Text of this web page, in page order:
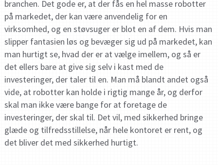
branchen. Det gode er, at der fås en hel masse robotter
på markedet, der kan være anvendelig for en
virksomhed, og en støvsuger er blot en af dem. Hvis man
slipper fantasien løs og bevæger sig ud på markedet, kan
man hurtigt se, hvad der er at vælge imellem, og så er
det ellers bare at give sig selv i kast med de
investeringer, der taler til en. Man må blandt andet også
vide, at robotter kan holde i rigtig mange år, og derfor
skal man ikke være bange for at foretage de
investeringer, der skal til. Det vil, med sikkerhed bringe
glæde og tilfredsstillelse, når hele kontoret er rent, og
det bliver det med sikkerhed hurtigt.